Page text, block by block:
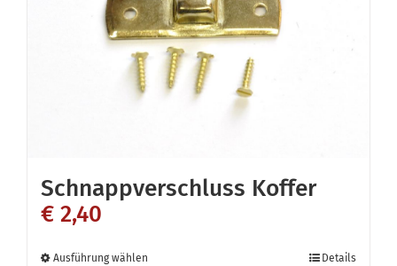
Schnappverschluss Koffer
€ 2,40
Ausführung wählen Details